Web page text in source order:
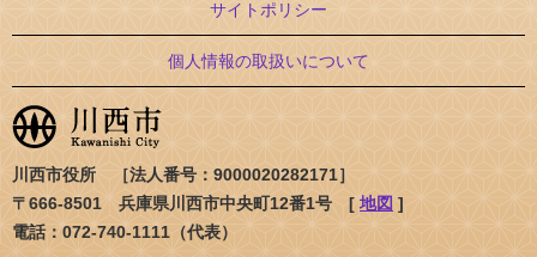
サイトポリシー
個人情報の取扱いについて
川西市役所 ［法人番号：9000020282171］
〒666-8501 兵庫県川西市中央町12番1号 [ 地図 ]
電話：072-740-1111（代表）